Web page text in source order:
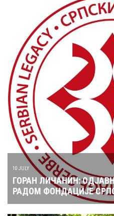
10 JULY
ГОРАН ЛИЧАНИН:
РАДОМ ФОНДАЦИЈЕ